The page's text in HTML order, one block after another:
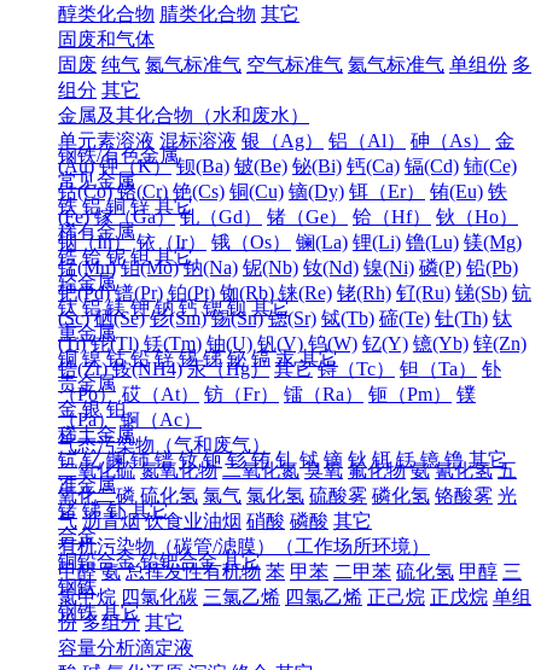
醇类化合物 腈类化合物 其它
固废和气体
固废 纯气 氮气标准气 空气标准气 氦气标准气 单组份 多
组分 其它
金属及其化合物（水和废水）
单元素溶液 混标溶液 银（Ag） 铝（Al） 砷（As）
金
(Au) 钾（K） 钡(Ba) 铍(Be) 铋(Bi) 钙(Ca) 镉(Cd) 铈(Ce)
钴(Co) 铬(Cr) 铯(Cs) 铜(Cu) 镝(Dy) 铒（Er） 铕(Eu) 铁
(Fe) 镓（Ga） 钆（Gd） 锗（Ge） 铪（Hf）
钬（Ho）
铟（In） 铱（Ir） 锇（Os） 镧(La) 锂(Li) 镥(Lu) 镁(Mg)
锰(Mn) 钼(Mo) 钠(Na) 铌(Nb) 钕(Nd) 镍(Ni) 磷(P) 铅(Pb)
钯(Pd) 镨(Pr) 铂(Pt) 铷(Rb) 铼(Re) 铑(Rh) 钌(Ru) 锑(Sb) 钪
(Sc) 硒(Se) 钐(Sm) 锡(Sn) 锶(Sr) 铽(Tb) 碲(Te) 钍(Th) 钛
(Ti) 铊(Tl) 铥(Tm) 铀(U) 钒(V) 钨(W) 钇(Y) 镱(Yb) 锌(Zn)
锆(Zr) 铵(NH4) 汞（Hg） 其它 锝（Tc） 钽（Ta）
钋
（Po） 砹（At） 钫（Fr） 镭（Ra） 钷（Pm）
镤
（Pa） 锕（Ac）
气态污染物（气和废气）
二氧化硫 氮氧化物 二氧化氮 臭氧 氟化物 氨 氰化氢 五
氧化二磷 硫化氢 氯气 氯化氢 硫酸雾 磷化氢 铬酸雾 光
气 沥青烟 饮食业油烟 硝酸 磷酸 其它
有机污染物（碳管/滤膜）（工作场所环境）
甲醛 氨 总挥发性有机物 苯 甲苯 二甲苯 硫化氢 甲醇 三
氯甲烷 四氯化碳 三氯乙烯 四氯乙烯 正己烷 正戊烷 单组
份 多组分 其它
容量分析滴定液
钢铁/有色金属
常见金属
铁 铝 铜 锌 其它
稀有金属
锆 铪 铌 钽 其它
轻金属
钛 铝 镁 钾 钠 钙 锶 钡 其它
重金属
铜 镍 钴 铅 锌 锡 锑 铋 镉 汞 其它
贵金属
金 银 铂
稀土金属
钪 钇 镧 铈 镨 钕 钷 钐 铕 钆 铽 镝 钬 铒 铥 镱 镥 其它
准金属
锗 锑 钋 其它
合金
铜铅合金 铅钯合金 其它
钢铁
钢铁 其它